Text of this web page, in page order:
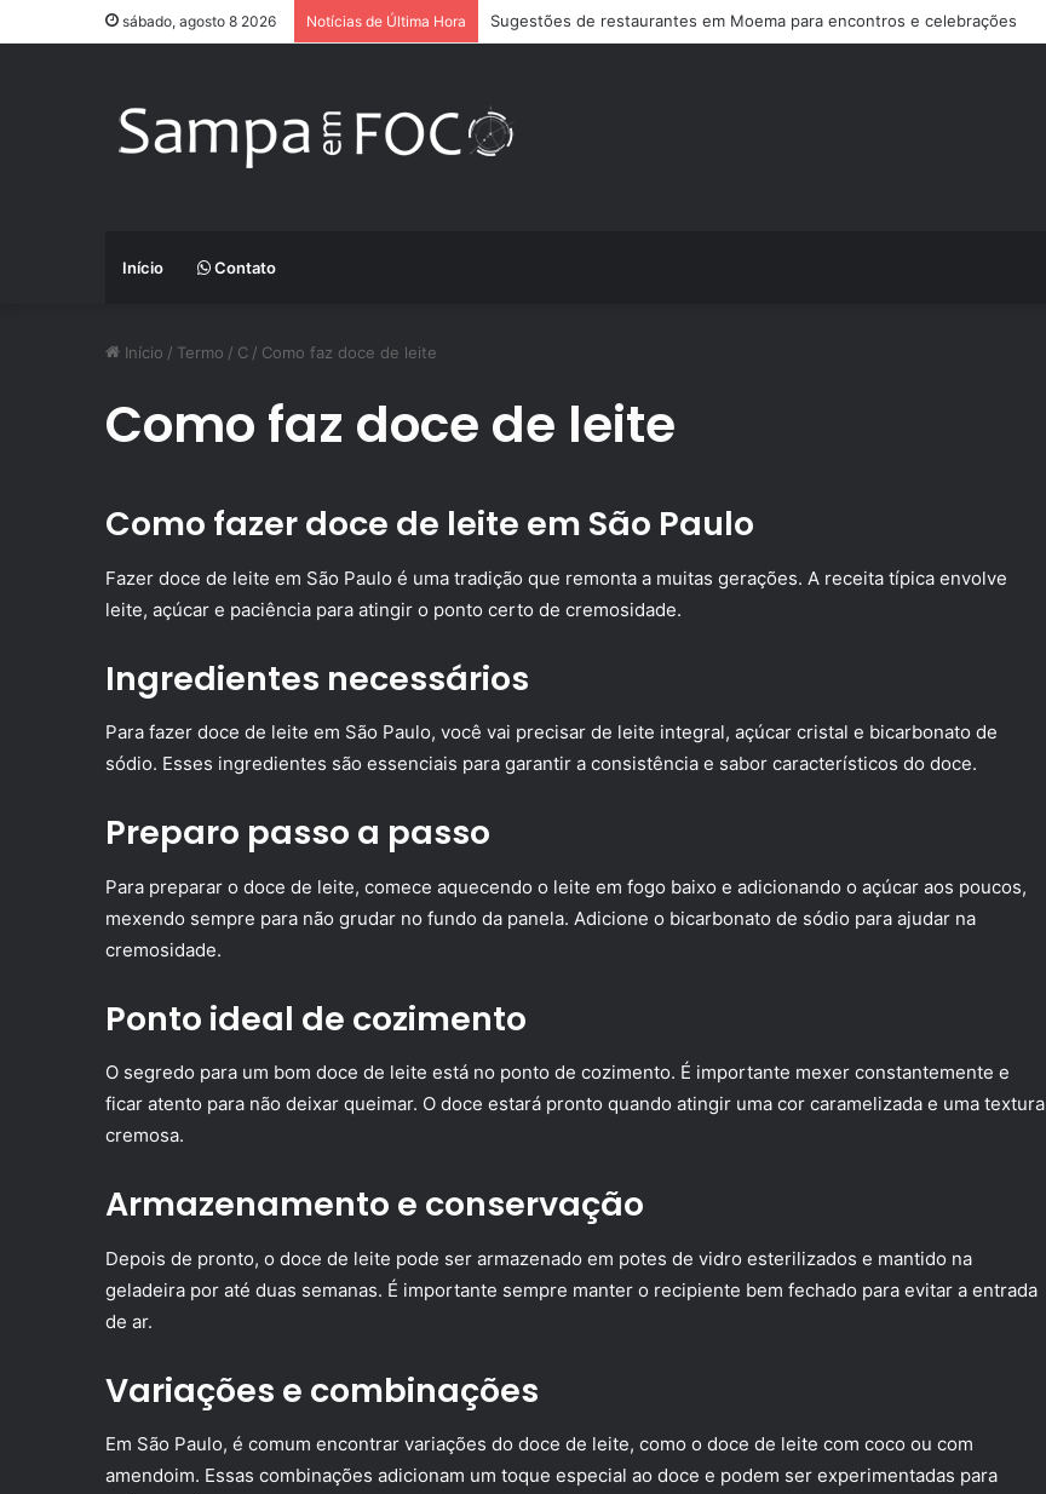
sábado, agosto 8 2026 Notícias de Última Hora Sugestões de restaurantes em Moema para encontros e celebrações
Início Contato
Início / Termo / C / Como faz doce de leite
Como faz doce de leite
Como fazer doce de leite em São Paulo
Fazer doce de leite em São Paulo é uma tradição que remonta a muitas gerações. A receita típica envolve
leite, açúcar e paciência para atingir o ponto certo de cremosidade.
Ingredientes necessários
Para fazer doce de leite em São Paulo, você vai precisar de leite integral, açúcar cristal e bicarbonato de
sódio. Esses ingredientes são essenciais para garantir a consistência e sabor característicos do doce.
Preparo passo a passo
Para preparar o doce de leite, comece aquecendo o leite em fogo baixo e adicionando o açúcar aos poucos,
mexendo sempre para não grudar no fundo da panela. Adicione o bicarbonato de sódio para ajudar na
cremosidade.
Ponto ideal de cozimento
O segredo para um bom doce de leite está no ponto de cozimento. É importante mexer constantemente e
ficar atento para não deixar queimar. O doce estará pronto quando atingir uma cor caramelizada e uma textura
cremosa.
Armazenamento e conservação
Depois de pronto, o doce de leite pode ser armazenado em potes de vidro esterilizados e mantido na
geladeira por até duas semanas. É importante sempre manter o recipiente bem fechado para evitar a entrada
de ar.
Variações e combinações
Em São Paulo, é comum encontrar variações do doce de leite, como o doce de leite com coco ou com
amendoim. Essas combinações adicionam um toque especial ao doce e podem ser experimentadas para